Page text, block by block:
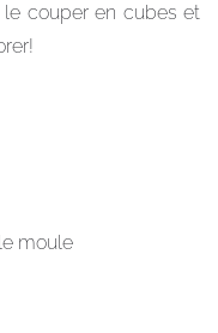
le couper en cubes et
moule